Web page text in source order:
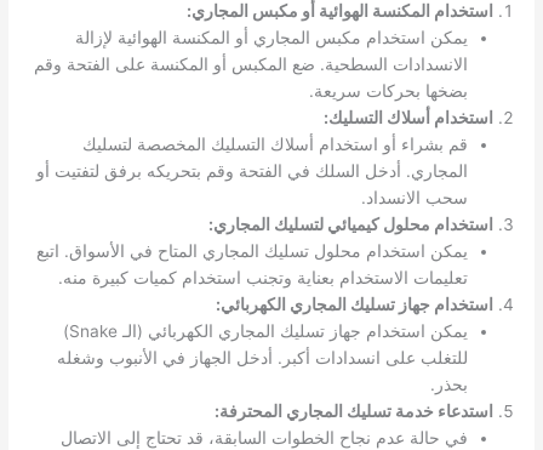
استخدام المكنسة الهوائية أو مكبس المجاري:
يمكن استخدام مكبس المجاري أو المكنسة الهوائية لإزالة
الانسدادات السطحية. ضع المكبس أو المكنسة على الفتحة وقم
بضخها بحركات سريعة.
استخدام أسلاك التسليك:
قم بشراء أو استخدام أسلاك التسليك المخصصة لتسليك
المجاري. أدخل السلك في الفتحة وقم بتحريكه برفق لتفتيت أو
سحب الانسداد.
استخدام محلول كيميائي لتسليك المجاري:
يمكن استخدام محلول تسليك المجاري المتاح في الأسواق. اتبع
تعليمات الاستخدام بعناية وتجنب استخدام كميات كبيرة منه.
استخدام جهاز تسليك المجاري الكهربائي:
يمكن استخدام جهاز تسليك المجاري الكهربائي (الـ Snake)
للتغلب على انسدادات أكبر. أدخل الجهاز في الأنبوب وشغله
بحذر.
استدعاء خدمة تسليك المجاري المحترفة:
في حالة عدم نجاح الخطوات السابقة، قد تحتاج إلى الاتصال